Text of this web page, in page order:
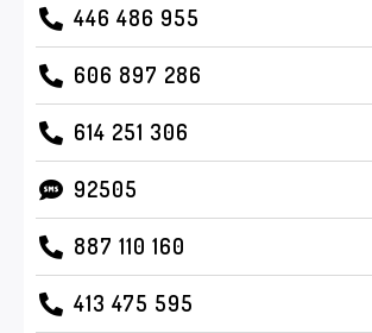
446 486 955
606 897 286
614 251 306
92505
887 110 160
413 475 595